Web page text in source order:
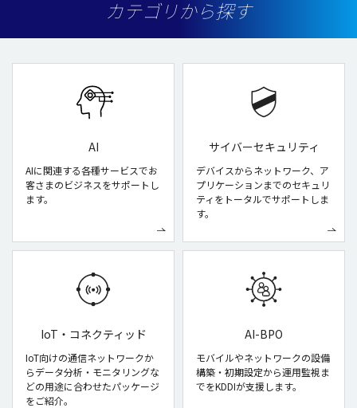
カテゴリから探す
AI
AIに関連する各種サービスでお
客さまのビジネスをサポートし
ます。
サイバーセキュリティ
デバイスからネットワーク、ア
プリケーションまでのセキュリ
ティをトータルでサポートしま
す。
IoT・コネクティッド
IoT向けの通信ネットワークか
らデータ分析・モニタリングな
どの用途に合わせたパッケージ
をご紹介。
AI-BPO
モバイルやネットワークの設備
構築・初期設定から運用監視ま
でをKDDIが支援します。